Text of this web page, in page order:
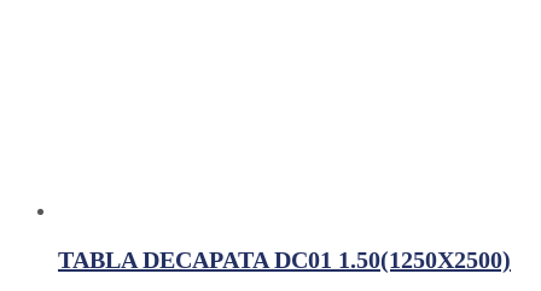
TABLA DECAPATA DC01 1.50(1250X2500)